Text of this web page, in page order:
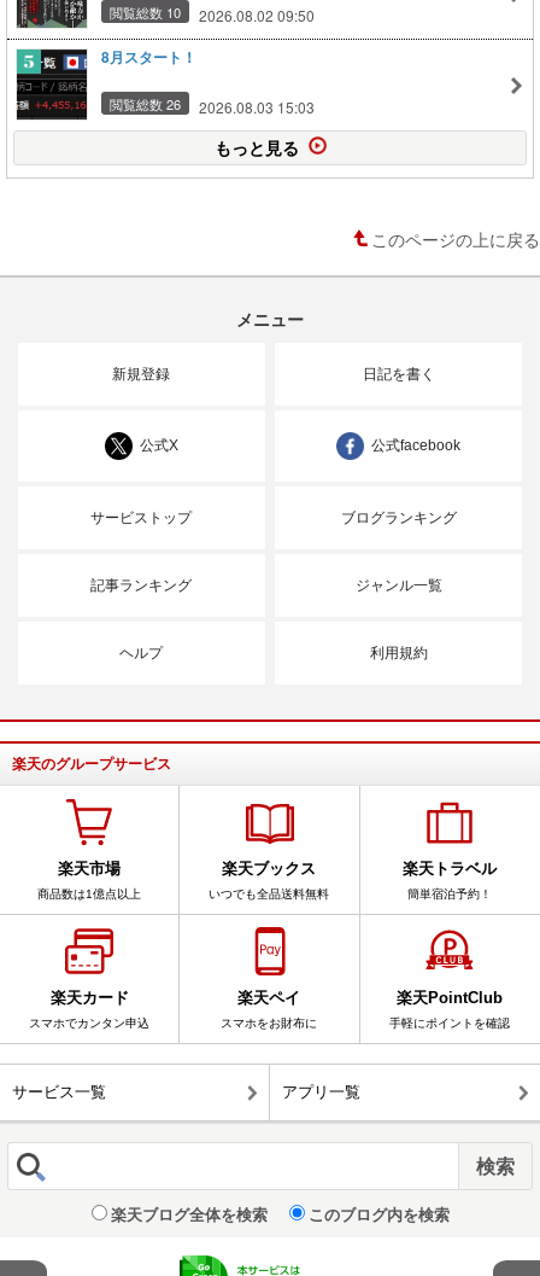
閲覧総数 10 2026.08.02 09:50
8月スタート！
閲覧総数 26 2026.08.03 15:03
もっと見る
このページの上に戻る
メニュー
新規登録 日記を書く
公式X 公式facebook
サービストップ ブログランキング
記事ランキング ジャンル一覧
ヘルプ 利用規約
楽天のグループサービス
楽天市場
商品数は1億点以上
楽天ブックス
いつでも全品送料無料
楽天トラベル
簡単宿泊予約！
楽天カード
スマホでカンタン申込
楽天ペイ
スマホをお財布に
楽天PointClub
手軽にポイントを確認
サービス一覧 アプリ一覧
楽天ブログ全体を検索 このブログ内を検索